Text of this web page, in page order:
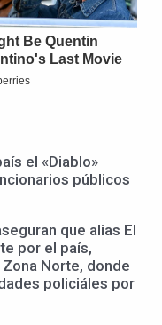
el «Diablo»
públicos
que alias El
por el país,
Norte, donde
policiáles por